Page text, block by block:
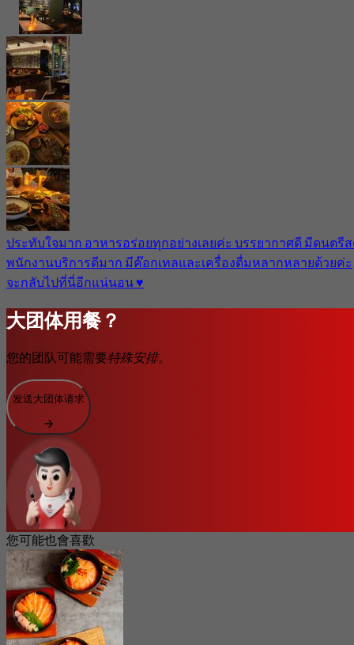
ประทับใจมาก อาหารอร่อยทุกอย่างเลยค่ะ บรรยากาศดี มีดนตรี
พนักงานบริการดีมาก มีค๊อกเทลและเครื่องดื่มหลากหลายด้วยค่ะ
จะกลับไปที่นี่อีกแน่นอน ♥️
大团体用餐？
您的团队可能需要特殊安排。
发送大团体请求
您可能也會喜歡